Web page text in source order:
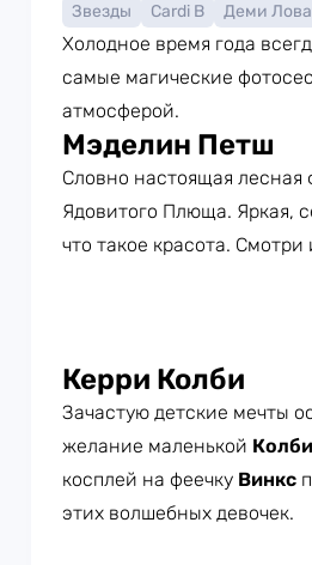
Звезды Cardi B Деми
Холодное время года
самые магические
атмосферой.
Мэделин Петш
Словно настоящая лесная
Ядовитого Плюща. Яркая,
что такое красота. Смотри
Керри Колби
Зачастую детские мечты
желание маленькой Колби
косплей на феечку Винкс
этих волшебных девочек.